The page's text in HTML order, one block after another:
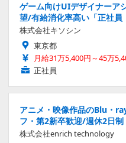
ゲーム向けUIデザイナーア
望/有給消化率高い「正社
株式会社キソシン
東京都
月給31万5,400円～45万
正社員
アニメ・映像作品のBlu・
フ・第2新卒歓迎/週休2日制
株式会社enrich technology